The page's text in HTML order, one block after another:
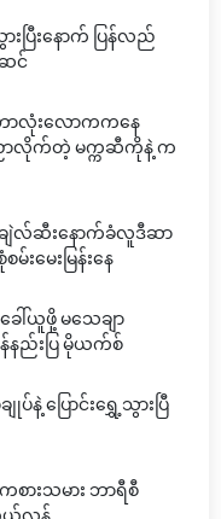
ပြီးနောက် ပြန်လည်
င်
ာလုံးလောကကနေ
ာလိုက်တဲ့ မက္ကဆီကိုနဲ့ က
ျဲလ်ဆီးနောက်ခံလူဒီဆာ
းမေးမြန်းနေ
ေါ်ယူဖို့ မသေချာ
နည်းပြ မိုယက်စ်
ပ်နဲ့ ပြောင်းရွှေ့သွားပြီ
ားသမား ဘာရီစီ